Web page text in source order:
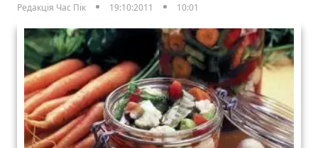
Редакція Час Пік
19:10:2011 10:01